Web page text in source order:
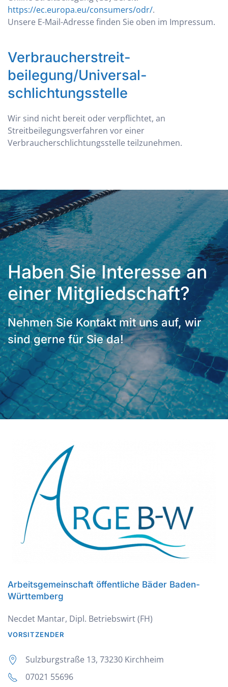
https://ec.europa.eu/consumers/odr/.
Unsere E-Mail-Adresse finden Sie oben im Impressum.
Verbraucher­streit­
beilegung/Universal­
schlichtungs­stelle
Wir sind nicht bereit oder verpflichtet, an
Streitbeilegungsverfahren vor einer
Verbraucherschlichtungsstelle teilzunehmen.
Haben Sie Interesse an
einer Mitgliedschaft?
Nehmen Sie Kontakt mit uns auf, wir
sind gerne für Sie da!
Arbeitsgemeinschaft öffentliche Bäder Baden-
Württemberg
Necdet Mantar, Dipl. Betriebswirt (FH)
VORSITZENDER
Sulzburgstraße 13, 73230 Kirchheim
07021 55696